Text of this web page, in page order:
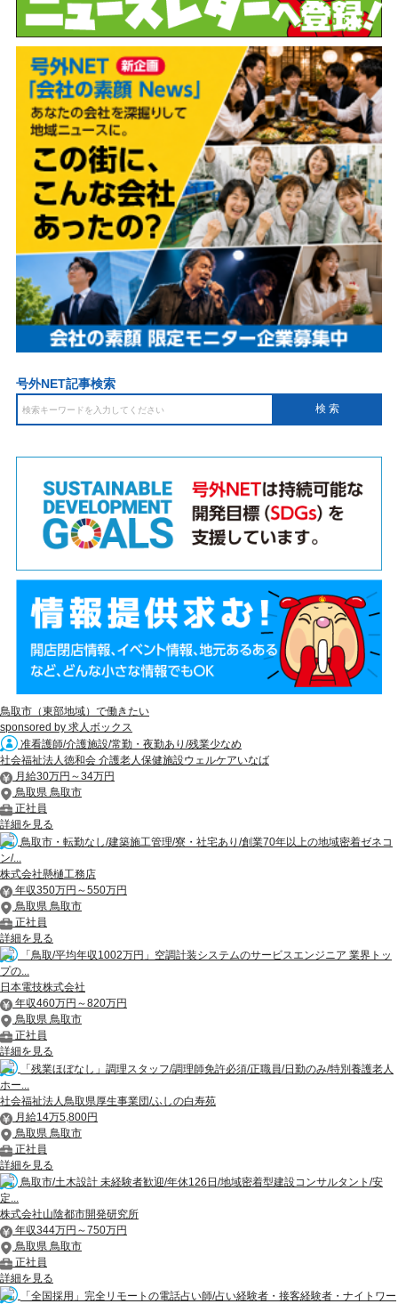
号外NET記事検索
鳥取市（東部地域）で働きたい
sponsored by 求人ボックス
准看護師/介護施設/常勤・夜勤あり/残業少なめ
社会福祉法人徳和会 介護老人保健施設ウェルケアいなば
月給30万円～34万円
鳥取県 鳥取市
正社員
詳細を見る
鳥取市・転勤なし/建築施工管理/寮・社宅あり/創業70年以上の地域密着ゼネコ
ン/...
株式会社懸樋工務店
年収350万円～550万円
鳥取県 鳥取市
正社員
詳細を見る
「鳥取/平均年収1002万円」空調計装システムのサービスエンジニア 業界トッ
プの...
日本電技株式会社
年収460万円～820万円
鳥取県 鳥取市
正社員
詳細を見る
「残業ほぼなし」調理スタッフ/調理師免許必須/正職員/日勤のみ/特別養護老人
ホー...
社会福祉法人鳥取県厚生事業団/ふしの白寿苑
月給14万5,800円
鳥取県 鳥取市
正社員
詳細を見る
鳥取市/土木設計 未経験者歓迎/年休126日/地域密着型建設コンサルタント/安
定...
株式会社山陰都市開発研究所
年収344万円～750万円
鳥取県 鳥取市
正社員
詳細を見る
「全国採用」完全リモートの電話占い師/占い経験者・接客経験者・ナイトワー